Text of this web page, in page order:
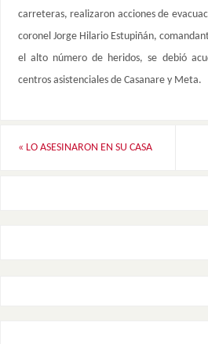
carreteras, realizaron acciones de
coronel Jorge Hilario Estupiñán,
el alto número de heridos, se debió
centros asistenciales de Casanare y Meta.
« LO ASESINARON EN SU CASA